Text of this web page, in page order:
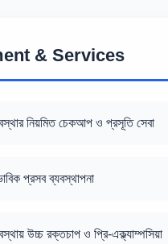
& Services
নিয়মিত চেকআপ ও প্রসূতি সেবা
প্রসব ব্যবস্থাপনা
উচ্চ রক্তচাপ ও প্রি-এক্ল্যাম্পসিয়া